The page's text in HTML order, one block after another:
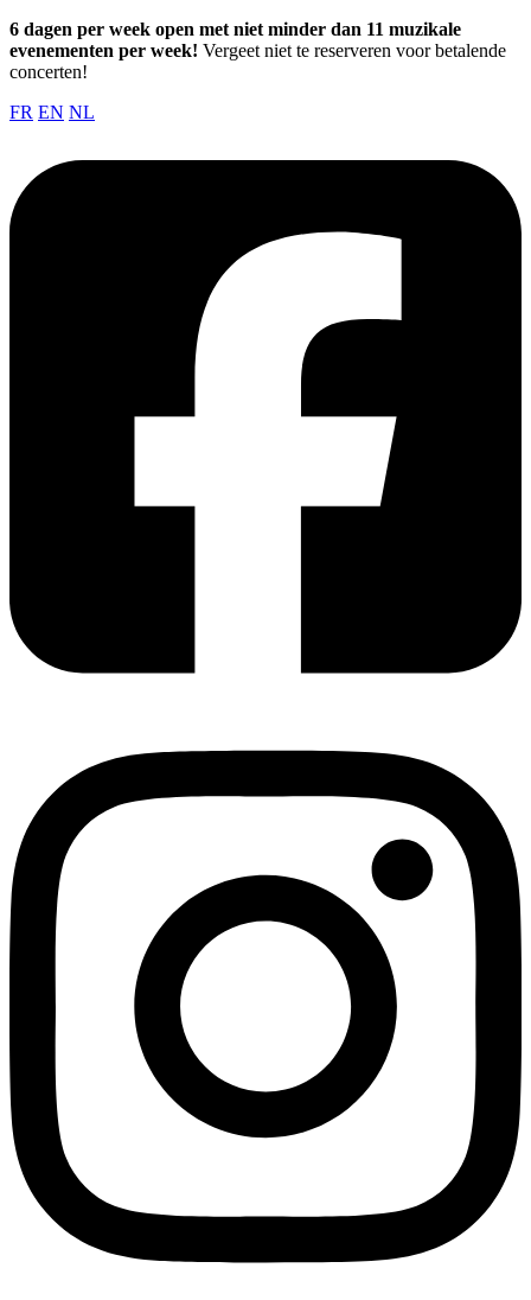
6 dagen per week open met niet minder dan 11 muzikale
evenementen per week! Vergeet niet te reserveren voor betalende
concerten!
FR EN NL